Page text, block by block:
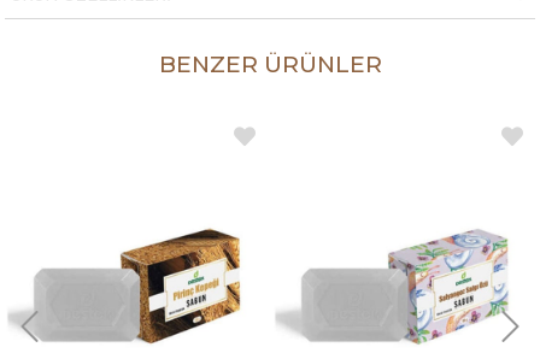
BENZER ÜRÜNLER